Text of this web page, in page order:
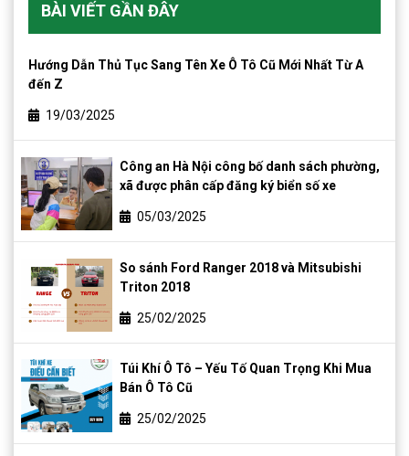
BÀI VIẾT GẦN ĐÂY
Hướng Dẫn Thủ Tục Sang Tên Xe Ô Tô Cũ Mới Nhất Từ A
đến Z
19/03/2025
Công an Hà Nội công bố danh sách phường,
xã được phân cấp đăng ký biển số xe
05/03/2025
So sánh Ford Ranger 2018 và Mitsubishi
Triton 2018
25/02/2025
Túi Khí Ô Tô – Yếu Tố Quan Trọng Khi Mua
Bán Ô Tô Cũ
25/02/2025